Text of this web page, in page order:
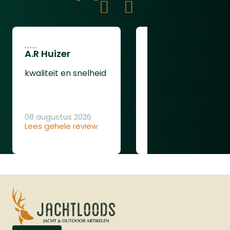
schoten. Deze flashloader is compatibel
met .50 kaliber munitie, waaronder
rubberen, stalen en polymeer ballen, en
is ontworpen voor snelle en efficiënte
VESTA Shoulder Back een uitstekende
toevoeging. Deze schoudersteun kan
geschoven, waardoor u een stevigere
(22mm) onder de loop, waarop diverse
accessoires zoals lasers of lampen
A.R Huizer
kwaliteit en snelheid
Lees gehele review
08 augustus 2026